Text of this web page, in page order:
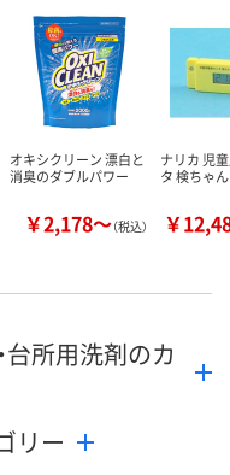
オキシクリーン 漂白と
消臭のダブルパワー
￥2,178～（税込）
ナリカ 児
タ 検ちゃ
￥
台所用洗剤のカ
リー